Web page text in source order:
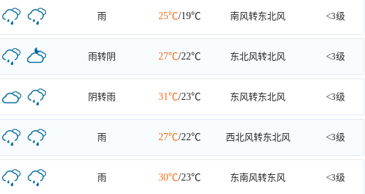
雨 25℃/19℃ 南风转东北风 <3级
雨转阴 27℃/22℃ 东北风转北风 <3级
阴转雨 31℃/23℃ 东风转东北风 <3级
雨 27℃/22℃ 西北风转东北风 <3级
雨 30℃/23℃ 东南风转东风 <3级